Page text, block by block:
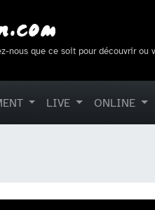
nous que ce soit pour découvrir ou
LIVE ONLINE